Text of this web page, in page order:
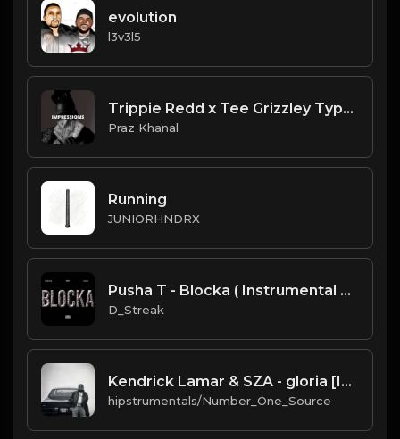
evolution
l3v3l5
Trippie Redd x Tee Grizzley Type Beat - "Impressions"
Praz Khanal
Running
JUNIORHNDRX
Pusha T - Blocka ( Instrumental Remake )
D_Streak
Kendrick Lamar & SZA - gloria [Instrumental] (Prod. By Sounwave, Jack Antonoff & Deats.)
hipstrumentals/Number_One_Source